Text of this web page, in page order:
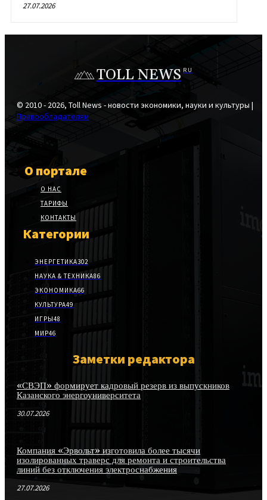
27.07.2026
TOLL NEWS RU
© 2010 - 2026, Toll News - новости экономики, науки и культуры |
Правообладателям
О портале
О НАС
ТАРИФЫ
КОНТАКТЫ
Категории
ЭНЕРГЕТИКА302
НАУКА & ТЕХНИКА86
ЭКОНОМИКА66
КУЛЬТУРА49
ИГРЫ48
МИР46
Заметки редактора
«СВЭП» формирует кадровый резерв из выпускников
Казанского энергоуниверситета
30.07.2026
Компания «Эрвольт» изготовила более тысячи
изолированных траверс для ремонта и строительства
линий без отключения электроснабжения
27.07.2026